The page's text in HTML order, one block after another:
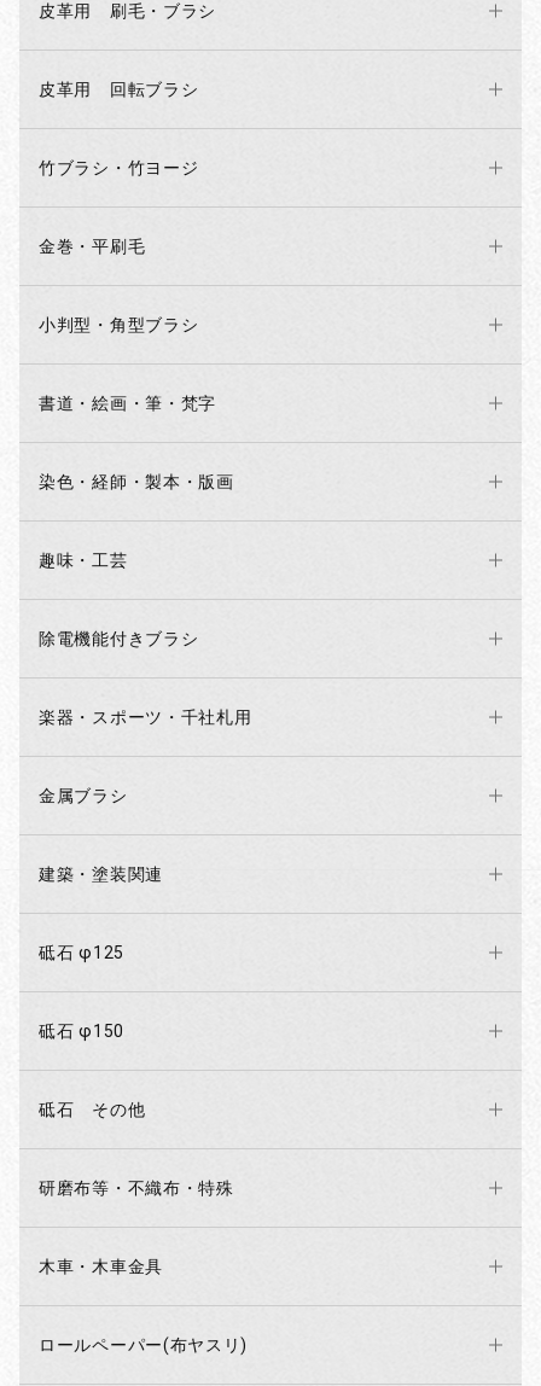
皮革用 刷毛・ブラシ
皮革用 回転ブラシ
竹ブラシ・竹ヨージ
金巻・平刷毛
小判型・角型ブラシ
書道・絵画・筆・梵字
染色・経師・製本・版画
趣味・工芸
除電機能付きブラシ
楽器・スポーツ・千社札用
金属ブラシ
建築・塗装関連
砥石 φ125
砥石 φ150
砥石 その他
研磨布等・不織布・特殊
木車・木車金具
ロールペーパー(布ヤスリ)